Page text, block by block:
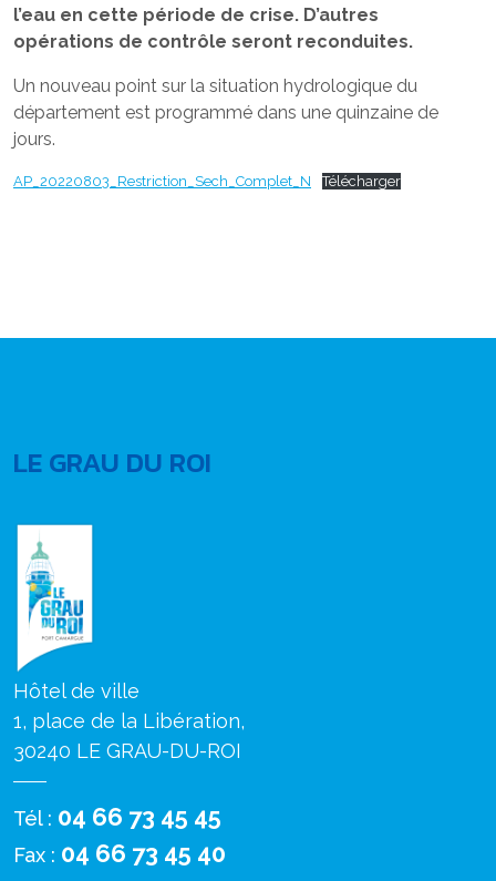
l’eau en cette période de crise. D’autres
opérations de contrôle seront reconduites.
Un nouveau point sur la situation hydrologique du
département est programmé dans une quinzaine de
jours.
AP_20220803_Restriction_Sech_Complet_N Télécharger
LE GRAU DU ROI
Hôtel de ville
1, place de la Libération,
30240 LE GRAU-DU-ROI
Tél : 04 66 73 45 45
Fax : 04 66 73 45 40